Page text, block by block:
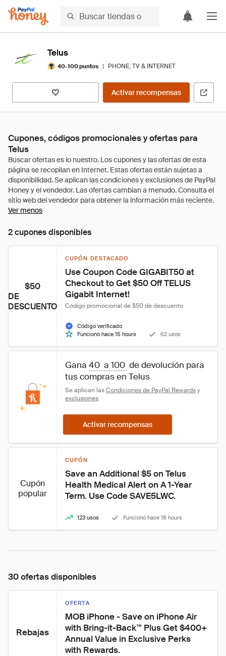
Telus
40-100 puntos | PHONE, TV & INTERNET
Activar recompensas
Cupones, códigos promocionales y ofertas para
Telus
Ver menos
2 cupones disponibles
$50
DE
DESCUENTO
CUPÓN DESTACADO
Use Coupon Code GIGABIT50 at
Checkout to Get $50 Off TELUS
Gigabit Internet!
Código promocional de $50 de descuento
Código verificado
Funcionó hace 15 hours
62 usos
Gana 40  a 100 de devolución para
tus compras en Telus
Se aplican las Condiciones de PayPal Rewards y
exclusiones.
Activar recompensas
Cupón
popular
CUPÓN
Save an Additional $5 on Telus
Health Medical Alert on A 1-Year
Term. Use Code SAVE5LWC.
123 usos Funcionó hace 18 hours
30 ofertas disponibles
Rebajas
OFERTA
MOB iPhone - Save on iPhone Air
with Bring-it-Back™ Plus Get $400+
Annual Value in Exclusive Perks
with Rewards.